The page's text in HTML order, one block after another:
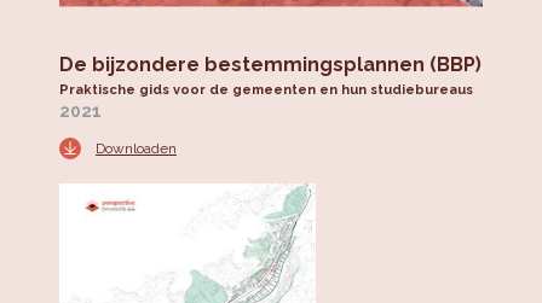
De bijzondere bestemmingsplannen (BBP)
Praktische gids voor de gemeenten en hun studiebureaus
2021
Downloaden